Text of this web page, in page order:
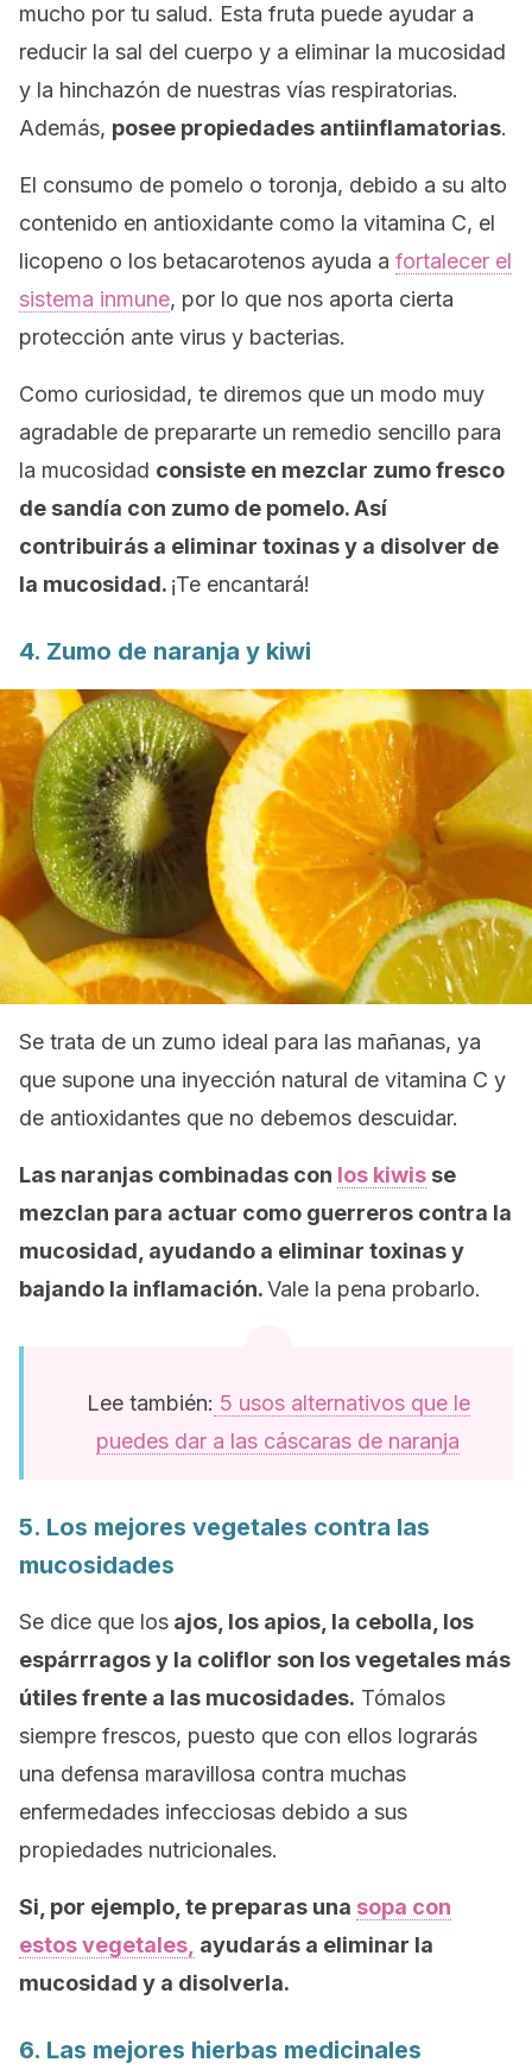
mucho por tu salud. Esta fruta puede ayudar a
reducir la sal del cuerpo y a eliminar la mucosidad
y la hinchazón de nuestras vías respiratorias.
Además, posee propiedades antiinflamatorias.
El consumo de pomelo o toronja, debido a su alto
contenido en antioxidante como la vitamina C, el
licopeno o los betacarotenos ayuda a fortalecer el
sistema inmune, por lo que nos aporta cierta
protección ante virus y bacterias.
Como curiosidad, te diremos que un modo muy
agradable de prepararte un remedio sencillo para
la mucosidad consiste en mezclar zumo fresco
de sandía con zumo de pomelo. Así
contribuirás a eliminar toxinas y a disolver de
la mucosidad. ¡Te encantará!
4. Zumo de naranja y kiwi
Se trata de un zumo ideal para las mañanas, ya
que supone una inyección natural de vitamina C y
de antioxidantes que no debemos descuidar.
Las naranjas combinadas con los kiwis se
mezclan para actuar como guerreros contra la
mucosidad, ayudando a eliminar toxinas y
bajando la inflamación.Vale la pena probarlo.
Lee también: 5 usos alternativos que le
puedes dar a las cáscaras de naranja
5. Los mejores vegetales contra las
mucosidades
Se dice que los ajos, los apios, la cebolla, los
espárrragos y la coliflor son los vegetales más
útiles frente a las mucosidades. Tómalos
siempre frescos, puesto que con ellos lograrás
una defensa maravillosa contra muchas
enfermedades infecciosas debido a sus
propiedades nutricionales.
Si, por ejemplo, te preparas una sopa con
estos vegetales, ayudarás a eliminar la
mucosidad y a disolverla.
6. Las mejores hierbas medicinales